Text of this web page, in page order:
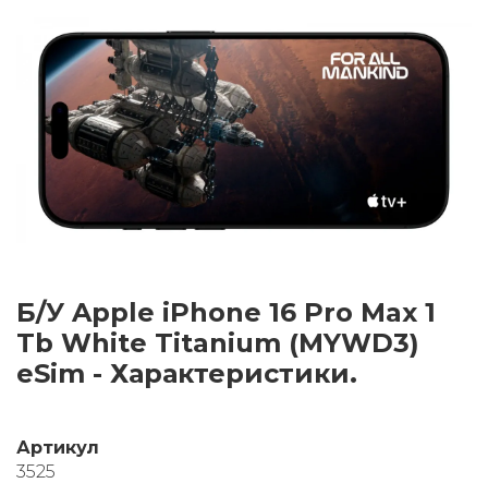
Б/У Apple iPhone 16 Pro Max 1
Tb White Titanium (MYWD3)
eSim - Характеристики.
Артикул
3525